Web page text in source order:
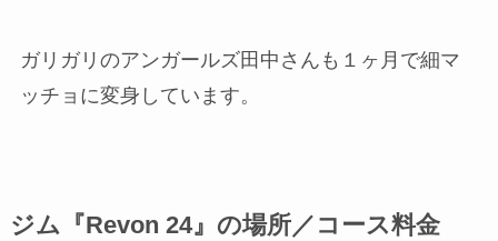
ガリガリのアンガールズ田中さんも１ヶ月で細マ
ッチョに変身しています。
ジム『Revon 24』の場所／コース料金